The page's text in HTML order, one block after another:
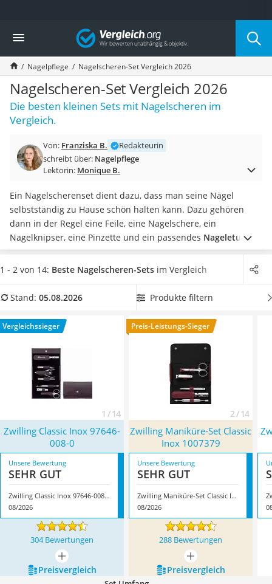
Die beliebtesten Vergleiche nach Kategorie
Drogerie
Inhalator
Haarschneider
Rollator
Braun Rasierer
Katzenklappe (Chip)
Rasierer
Massagepistole
Epilierer
Eiweißpulver
Magnesiumpräparat
Katzenklappe
Nackenmassagegerät
Zeckenschutz Katze
leichter Haartrockner
Philips-Sonicare-Zahnbürste
Schildkrötenhaus
Massagegerät
Service
Vergleich
Nagelpflege Nagelscheren-Set Vergleich 2026
Nagelscheren-Set Vergleich 2026
Die besten kleinen Sets mit Nagelscheren im
Vergleich.
Von: Franziska B.
Redakteurin
schreibt über: Nagelpflege
Lektorin: Monique B.
Ein Nagelscherenset dient dazu, dass man seine Nägel
selbstständig zu Hause schön halten kann. Dazu gehören
dann in der Regel eine Feile, eine Nagelschere, ein
Nagelknipser, eine Pinzette und ein passendes Nageletui,um
die Instrumente unterbringen zu können. Diverse Tests im
Internet zeigen, dass sich der Inhalt von Nagelscheren-Sets
Nagelfeile aus unserer Vergleichstabelle, wenn Sie nach dem
uns hier im August 2026 besonders das ModellZwilling
Classic Inox 97646-008-0
mit seinen Eigenschaften.
1 - 2 von 14: Beste Nagelscheren-Sets im Vergleich
Stand: 05.08.2026 Produkte filtern
Vergleichssieger
1 / 14
Preis-Leistungs-Sieger
2 / 14
Zwilling Classic Inox 97646-
008-0
Zwilling Maniküre-Set Classic
Inox ‎1007379
Unsere Bewertung
SEHR GUT
Zwilling Classic Inox 97646-008-0
08/2026
Unsere Bewertung
SEHR GUT
Zwilling Maniküre-Set Classic Inox ‎1007379
08/2026
304 Bewertungen 288 Bewertungen
mehr anzeigen
mehr anzeigen
Preis­vergleich
Preis­vergleich